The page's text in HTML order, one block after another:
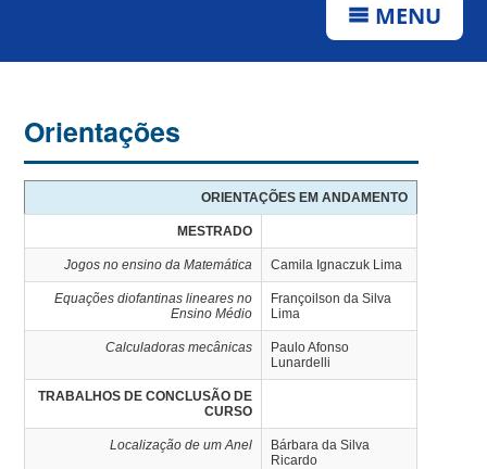
MENU
Orientações
ORIENTAÇÕES EM ANDAMENTO
MESTRADO
Jogos no ensino da Matemática Camila Ignaczuk Lima
Equações diofantinas lineares no
Ensino Médio
Françoilson da Silva
Lima
Calculadoras mecânicas
Paulo Afonso
Lunardelli
TRABALHOS DE CONCLUSÃO DE
CURSO
Localização de um Anel
Bárbara da Silva
Ricardo